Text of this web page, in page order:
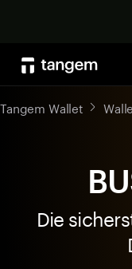
Tangem Wallet
Die